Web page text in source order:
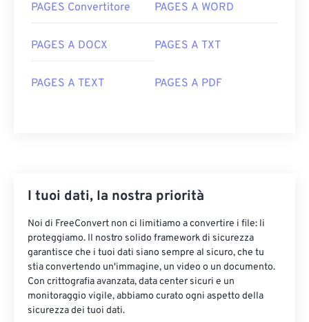
PAGES Convertitore PAGES A WORD
PAGES A DOCX PAGES A TXT
PAGES A TEXT PAGES A PDF
I tuoi dati, la nostra priorità
Noi di FreeConvert non ci limitiamo a convertire i file: li
proteggiamo. Il nostro solido framework di sicurezza
garantisce che i tuoi dati siano sempre al sicuro, che tu
stia convertendo un'immagine, un video o un documento.
Con crittografia avanzata, data center sicuri e un
monitoraggio vigile, abbiamo curato ogni aspetto della
sicurezza dei tuoi dati.